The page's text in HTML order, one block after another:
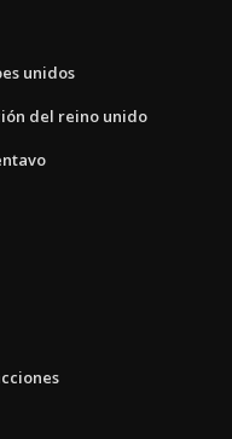
unidos
del reino unido